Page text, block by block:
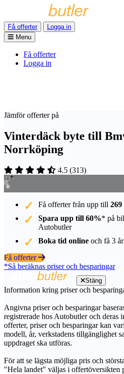
Få offerter
Logga in
Menu
Få offerter
Logga in
Jämför offerter på
Vinterdäck byte till
Norrköping
4.5 (313)
Få offerter från upp till
Spara upp till 60%* på
Autobutler
Boka tid online och få 3
Få offerter
*Så beräknas priser och besparingar
Stäng
Information kring priser och
Angivna priser och besparingar
registrerade hos Autobutler och deras
offerter, priser och besparingar kan
modell, år, verkstadens tillgänglighet
uppdraget ska utföras.
För att se lägsta möjliga pris och
"Hela landet" väljas i offertöversikten